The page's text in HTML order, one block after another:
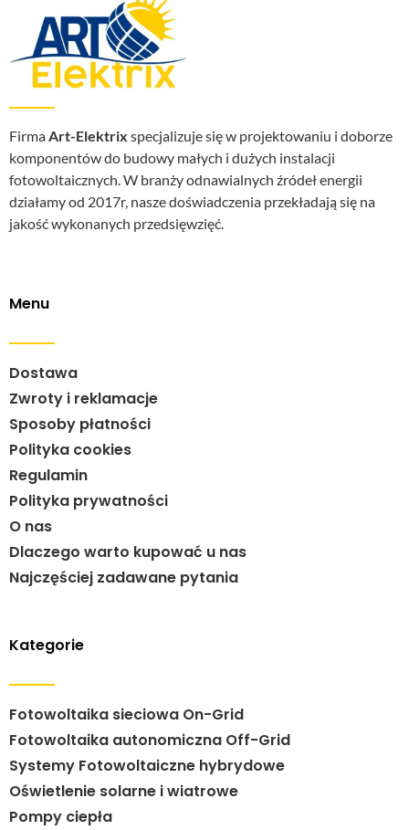
FirmaArt-Elektrix specjalizuje się w projektowaniu i doborze
komponentów do budowy małych i dużych instalacji
fotowoltaicznych. W branży odnawialnych źródeł energii
działamy od 2017r, nasze doświadczenia przekładają się na
jakość wykonanych przedsięwzięć.
Menu
Dostawa
Zwroty i reklamacje
Sposoby płatności
Polityka cookies
Regulamin
Polityka prywatności
O nas
Dlaczego warto kupować u nas
Najczęściej zadawane pytania
Kategorie
Fotowoltaika sieciowa On-Grid
Fotowoltaika autonomiczna Off-Grid
Systemy Fotowoltaiczne hybrydowe
Oświetlenie solarne i wiatrowe
Pompy ciepła